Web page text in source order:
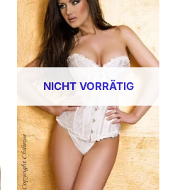
NICHT VORRÄTIG